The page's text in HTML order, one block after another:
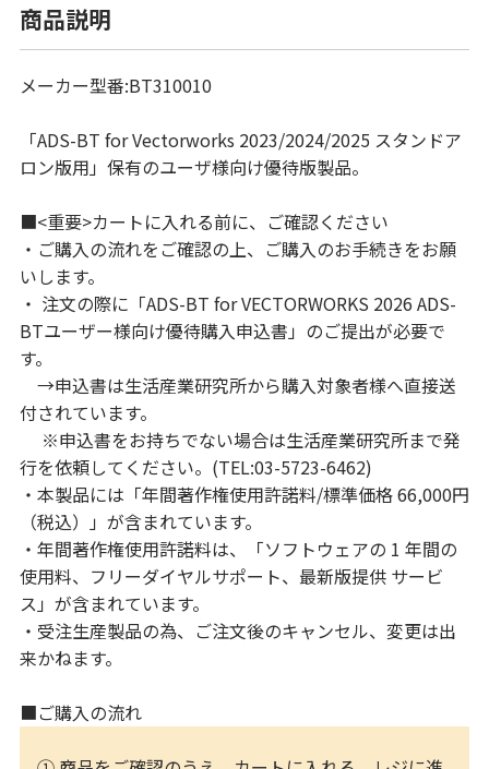
商品説明
メーカー型番:BT310010
「ADS-BT for Vectorworks 2023/2024/2025 スタンドア
ロン版用」保有のユーザ様向け優待版製品。
■<重要>カートに入れる前に、ご確認ください
・ご購入の流れをご確認の上、ご購入のお手続きをお願
いします。
・ 注文の際に「ADS-BT for VECTORWORKS 2026 ADS-
BTユーザー様向け優待購入申込書」のご提出が必要で
す。
→申込書は生活産業研究所から購入対象者様へ直接送
付されています。
※申込書をお持ちでない場合は生活産業研究所まで発
行を依頼してください。(TEL:03-5723-6462)
・本製品には「年間著作権使用許諾料/標準価格 66,000円
（税込）」が含まれています。
・年間著作権使用許諾料は、「ソフトウェアの 1 年間の
使用料、フリーダイヤルサポート、最新版提供 サービ
ス」が含まれています。
・受注生産製品の為、ご注文後のキャンセル、変更は出
来かねます。
■ご購入の流れ